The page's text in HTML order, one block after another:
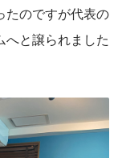
たのですが代表の
と譲られました